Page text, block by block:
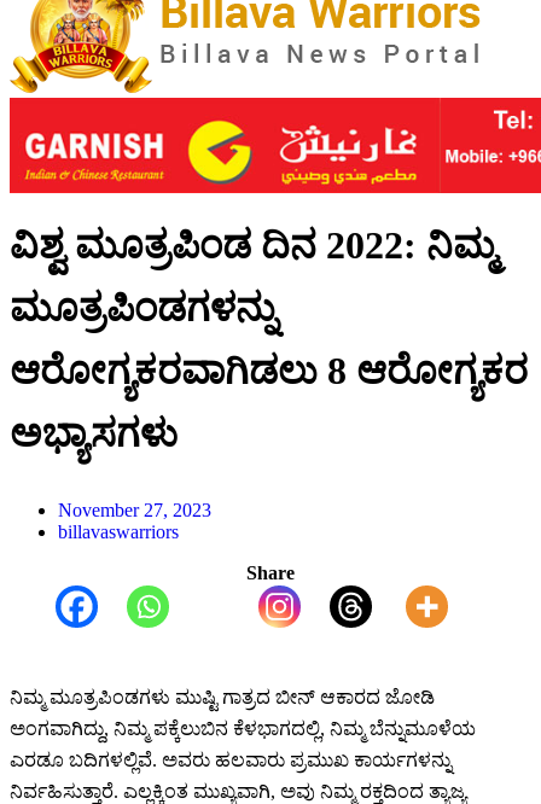
ವಿಶ್ವ ಮೂತ್ರಪಿಂಡ ದಿನ 2022: ನಿಮ್ಮ
ಮೂತ್ರಪಿಂಡಗಳನ್ನು
ಆರೋಗ್ಯಕರವಾಗಿಡಲು 8 ಆರೋಗ್ಯಕರ
ಅಭ್ಯಾಸಗಳು
November 27, 2023
billavaswarriors
Share
ನಿಮ್ಮ ಮೂತ್ರಪಿಂಡಗಳು ಮುಷ್ಟಿ ಗಾತ್ರದ ಬೀನ್ ಆಕಾರದ ಜೋಡಿ
ಅಂಗವಾಗಿದ್ದು, ನಿಮ್ಮ ಪಕ್ಕೆಲುಬಿನ ಕೆಳಭಾಗದಲ್ಲಿ, ನಿಮ್ಮ ಬೆನ್ನುಮೂಳೆಯ
ಎರಡೂ ಬದಿಗಳಲ್ಲಿವೆ. ಅವರು ಹಲವಾರು ಪ್ರಮುಖ ಕಾರ್ಯಗಳನ್ನು
ನಿರ್ವಹಿಸುತ್ತಾರೆ. ಎಲ್ಲಕ್ಕಿಂತ ಮುಖ್ಯವಾಗಿ, ಅವು ನಿಮ್ಮ ರಕ್ತದಿಂದ ತ್ಯಾಜ್ಯ